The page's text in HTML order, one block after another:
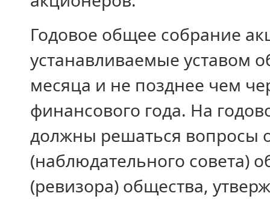
Годовое общее собрание
устанавливаемые уставом
месяца и не позднее чем
финансового года. На
должны решаться вопросы
(наблюдательного совета)
(ревизора) общества,